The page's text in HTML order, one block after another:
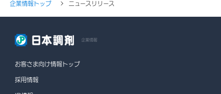
企業情報トップ ニュースリリース
企業情報
お客さま向け情報トップ
採用情報